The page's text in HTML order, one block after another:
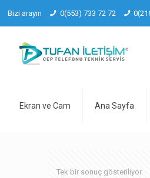
Bizi arayın 0(553) 733 72 72
Ekran ve Cam Ana Sayfa
Tek bir sonuç gösteriliyor